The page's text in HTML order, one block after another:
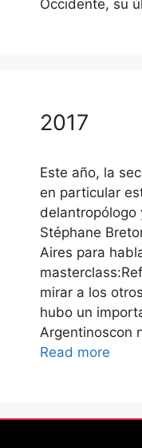
Occidente, su
2017
Este año, la
en particular
delantropólogo
Stéphane
Aires para
mirar a los
hubo un
Argentinoscon
Read more